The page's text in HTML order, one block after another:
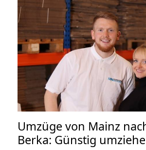
Umzüge von Mainz
Berka: Günstig